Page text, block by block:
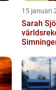
15 januari
Sarah